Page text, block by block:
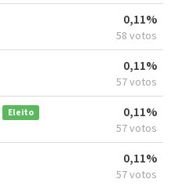
0,11%
58 votos
0,11%
57 votos
Eleito 0,11%
57 votos
0,11%
57 votos